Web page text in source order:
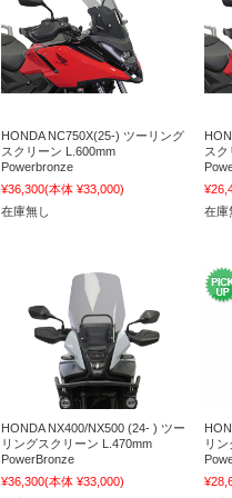
HONDA NC750X(25-) ツーリング
スクリーン L.600mm
Powerbronze
¥36,300(本体 ¥33,000)
在庫無し
スク
在庫
HONDA NX400/NX500 (24- ) ツー
リングスクリーン L.470mm
PowerBronze
¥36,300(本体 ¥33,000)
リ